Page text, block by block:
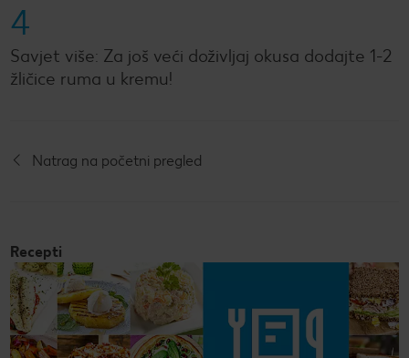
4
Savjet više: Za još veći doživljaj okusa dodajte 1-2
žličice ruma u kremu!
Natrag na početni pregled
Recepti